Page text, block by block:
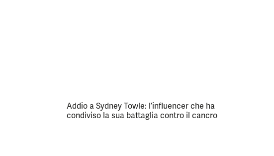
Addio a Sydney Towle: l’influencer che ha
condiviso la sua battaglia contro il cancro